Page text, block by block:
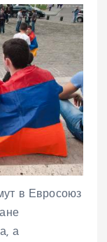
в Евросоюз
а